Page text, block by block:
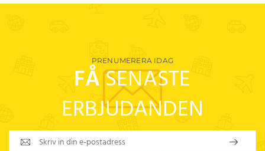
PRENUMERERA IDAG
FÅSENASTE
ERBJUDANDEN